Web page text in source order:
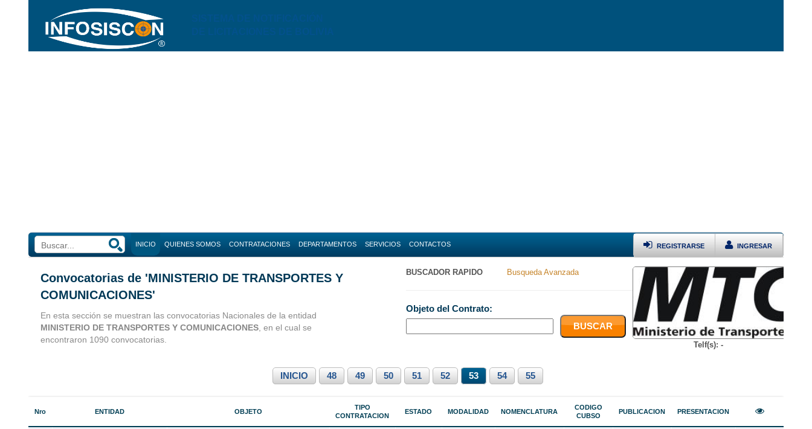
INICIO QUIENES SOMOS CONTRATACIONES
Consultorias Perú
DEPARTAMENTOS
Apurímac
Arequipa
Cajamarca
SERVICIOS CONTACTOS INGRESAR
REGISTRARSE
Convocatorias de 'MINISTERIO DE TRANSPORTES Y
COMUNICACIONES'
En esta sección se muestran las convocatorias Nacionales de la entidad
MINISTERIO DE TRANSPORTES Y COMUNICACIONES , en el cual se
encontraron 1090 convocatorias.
BUSCADOR RAPIDO Busqueda Avanzada
Objeto del Contrato:
Telf(s): -
INICIO 48 49 50 51 52 53 54 55
Nro ENTIDAD OBJETO
TIPO
CONTRATACION
ESTADO MODALIDAD NOMENCLATURA
CODIGO
CUBSO
PUBLICACION PRESENTACION